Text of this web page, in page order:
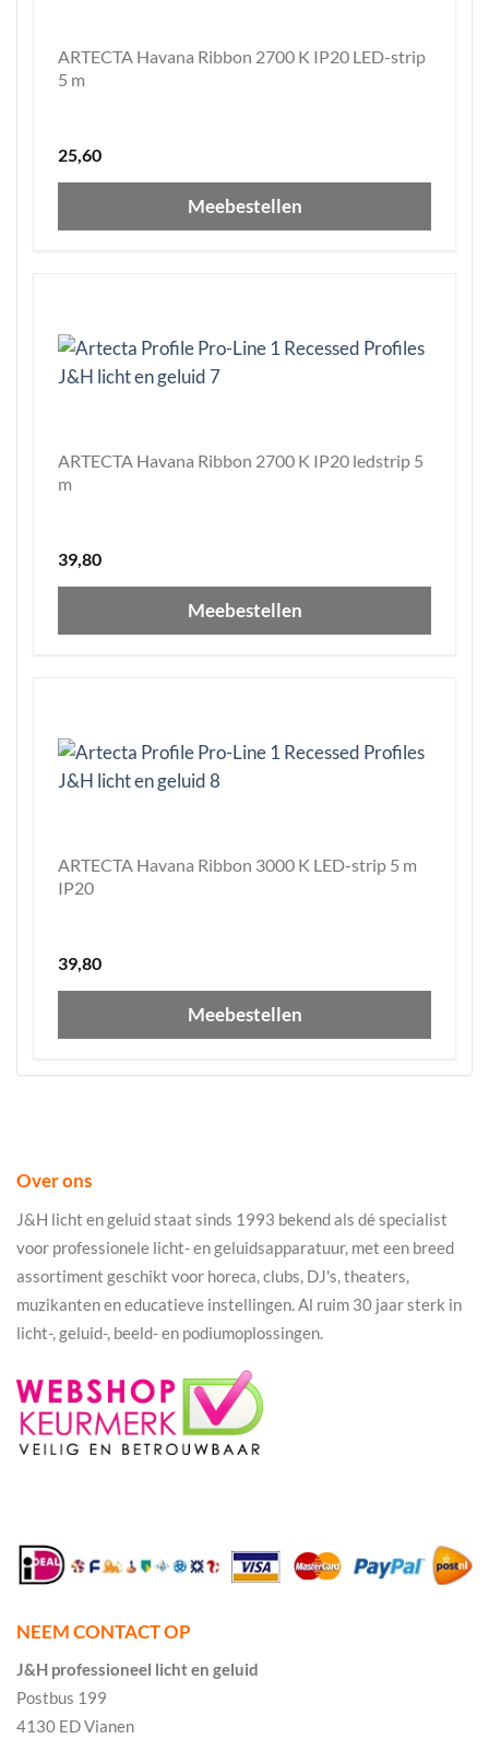
ARTECTA Havana Ribbon 2700 K IP20 LED-strip
5 m
25,60
Meebestellen
ARTECTA Havana Ribbon 2700 K IP20 ledstrip 5
m
39,80
Meebestellen
ARTECTA Havana Ribbon 3000 K LED-strip 5 m
IP20
39,80
Meebestellen
Over ons
J&H licht en geluid staat sinds 1993 bekend als dé specialist
voor professionele licht- en geluidsapparatuur, met een breed
assortiment geschikt voor horeca, clubs, DJ's, theaters,
muzikanten en educatieve instellingen. Al ruim 30 jaar sterk in
licht-, geluid-, beeld- en podiumoplossingen.
NEEM CONTACT OP
J&H professioneel licht en geluid
Postbus 199
4130 ED Vianen